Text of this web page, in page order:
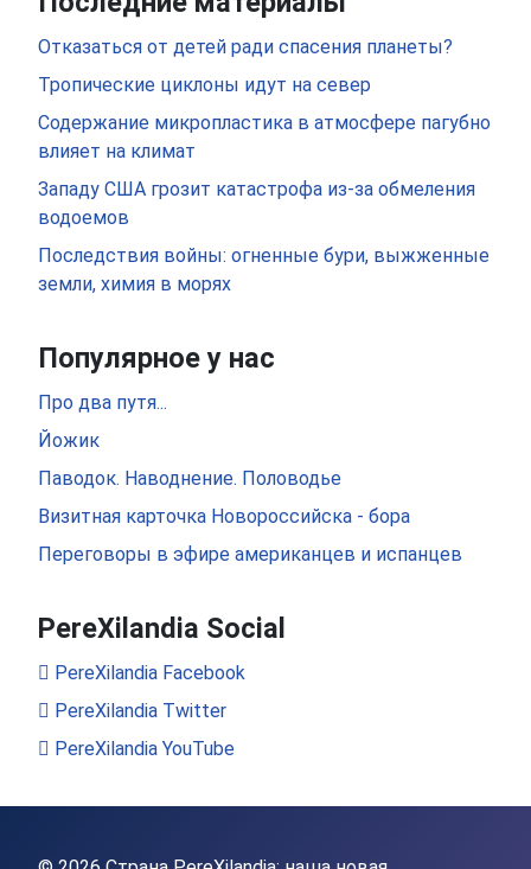
Отказаться от детей ради спасения планеты?
Тропические циклоны идут на север
Содержание микропластика в атмосфере пагубно
влияет на климат
Западу США грозит катастрофа из-за обмеления
водоемов
Последствия войны: огненные бури, выжженные
земли, химия в морях
Популярное у нас
Про два путя...
Йожик
Паводок. Наводнение. Половодье
Визитная карточка Новороссийска - бора
Переговоры в эфире американцев и испанцев
PereXilandia Social
PereXilandia Facebook
PereXilandia Twitter
PereXilandia YouTube